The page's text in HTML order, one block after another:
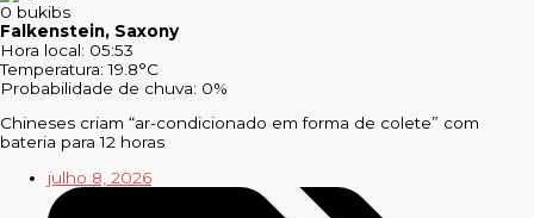
0 bukibs
Falkenstein, Saxony
Hora local: 05:53
Temperatura: 19.8°C
Probabilidade de chuva: 0%
Chineses criam “ar-condicionado em forma de colete” com
bateria para 12 horas
julho 8, 2026